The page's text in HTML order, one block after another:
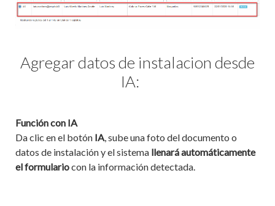
Agregar datos de instalacion desde
IA:
Función con IA
Da clic en el botón IA, sube una foto del documento o
datos de instalación y el sistema llenará automáticamente
el formulariocon la información detectada.